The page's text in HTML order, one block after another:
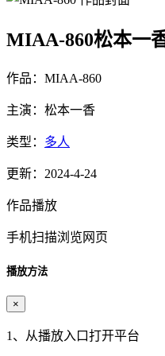
MIAA-860松本一
作品：MIAA-860
主演：松本一香
类型： 多人
更新：2024-4-24
作品播放
手机扫描浏览网页
播放方法
×
1、从播放入口打开平台